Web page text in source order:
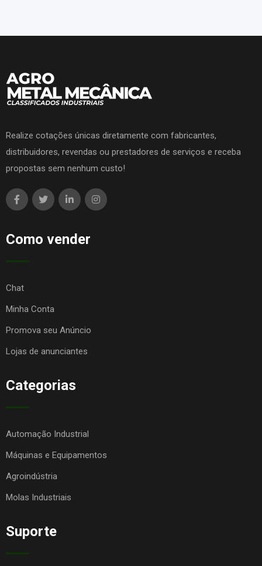
Realize cotações únicas diretamente com fabricantes,
distribuidores, revendas ou prestadores de serviços e receba
propostas sem nenhum custo!
Como vender
Chat
Minha Conta
Promova seu Anúncio
Lojas de anunciantes
Categorias
Automação Industrial
Máquinas e Equipamentos
Agroindústria
Molas Industriais
Suporte